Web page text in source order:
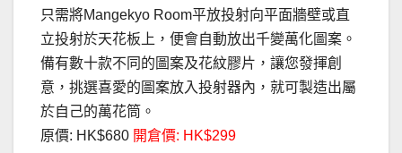
只需將Mangekyo Room平放投射向平面牆壁或直
立投射於天花板上，便會自動放出千變萬化圖案。
備有數十款不同的圖案及花紋膠片，讓您發揮創
意，挑選喜愛的圖案放入投射器內，就可製造出屬
於自己的萬花筒。
原價: HK$680 開倉價: HK$299